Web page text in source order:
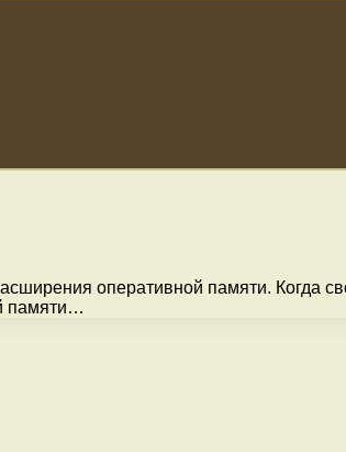
оперативной памяти. Когда
памяти…